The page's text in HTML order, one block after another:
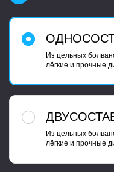
Из цельных
лёгкие и прочные
Из цельных
лёгкие и прочные